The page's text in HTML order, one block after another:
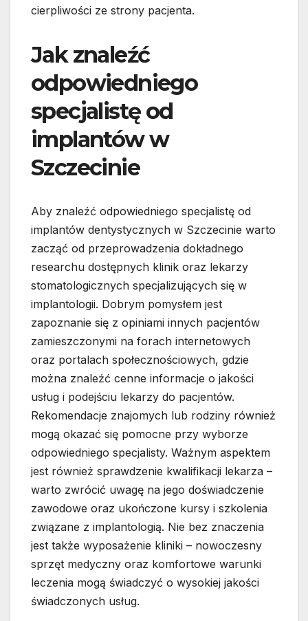
cierpliwości ze strony pacjenta.
Jak znaleźć
odpowiedniego
specjalistę od
implantów w
Szczecinie
Aby znaleźć odpowiedniego specjalistę od
implantów dentystycznych w Szczecinie warto
zacząć od przeprowadzenia dokładnego
researchu dostępnych klinik oraz lekarzy
stomatologicznych specjalizujących się w
implantologii. Dobrym pomysłem jest
zapoznanie się z opiniami innych pacjentów
zamieszczonymi na forach internetowych
oraz portalach społecznościowych, gdzie
można znaleźć cenne informacje o jakości
usług i podejściu lekarzy do pacjentów.
Rekomendacje znajomych lub rodziny również
mogą okazać się pomocne przy wyborze
odpowiedniego specjalisty. Ważnym aspektem
jest również sprawdzenie kwalifikacji lekarza –
warto zwrócić uwagę na jego doświadczenie
zawodowe oraz ukończone kursy i szkolenia
związane z implantologią. Nie bez znaczenia
jest także wyposażenie kliniki – nowoczesny
sprzęt medyczny oraz komfortowe warunki
leczenia mogą świadczyć o wysokiej jakości
świadczonych usług.